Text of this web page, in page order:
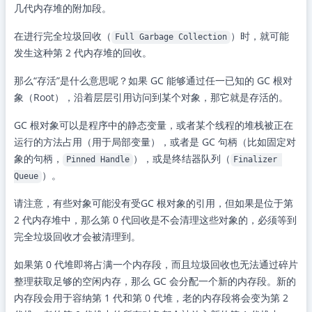
几代内存堆的附加段。
在进行完全垃圾回收（ Full Garbage Collection ）时，就可能
发生这种第 2 代内存堆的回收。
那么“存活”是什么意思呢？如果 GC 能够通过任一已知的 GC 根对
象（Root），沿着层层引用访问到某个对象，那它就是存活的。
GC 根对象可以是程序中的静态变量，或者某个线程的堆栈被正在
运行的方法占用（用于局部变量），或者是 GC 句柄（比如固定对
象的句柄，
Pinned Handle ），或是终结器队列（ Finalizer
Queue ）。
请注意，有些对象可能没有受GC 根对象的引用，但如果是位于第
2 代内存堆中，那么第 0 代回收是不会清理这些对象的，必须等到
完全垃圾回收才会被清理到。
如果第 0 代堆即将占满一个内存段，而且垃圾回收也无法通过碎片
整理获取足够的空闲内存，那么 GC 会分配一个新的内存段。新的
内存段会用于容纳第 1 代和第 0 代堆，老的内存段将会变为第 2